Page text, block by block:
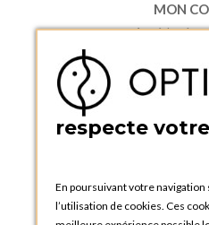
MON
Accéder à
Créer un
Catalogues et
respecte
En poursuivant votre
l’utilisation de cookies. Ces